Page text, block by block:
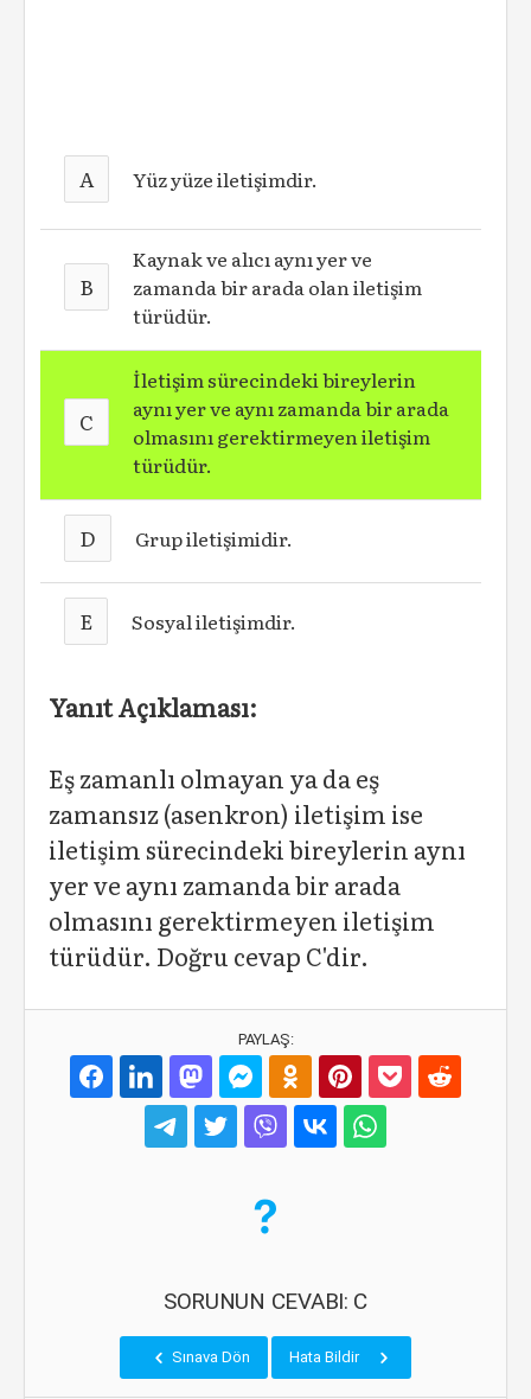
A Yüz yüze iletişimdir.
B
Kaynak ve alıcı aynı yer ve
zamanda bir arada olan iletişim
türüdür.
C
İletişim sürecindeki bireylerin
aynı yer ve aynı zamanda bir arada
olmasını gerektirmeyen iletişim
türüdür.
D Grup iletişimidir.
E Sosyal iletişimdir.
Yanıt Açıklaması:
Eş zamanlı olmayan ya da eş
zamansız (asenkron) iletişim ise
iletişim sürecindeki bireylerin aynı
yer ve aynı zamanda bir arada
olmasını gerektirmeyen iletişim
türüdür. Doğru cevap C'dir.
PAYLAŞ:
SORUNUN CEVABI: C
Sınava Dön Hata Bildir